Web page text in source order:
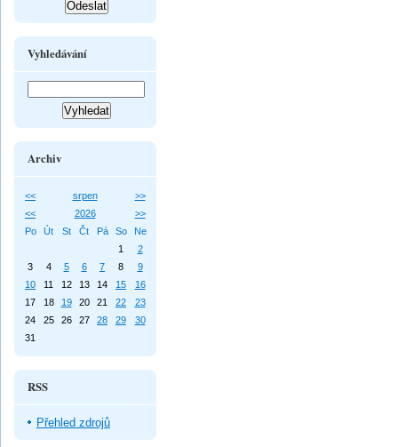
Vyhledávání
Archiv
<< srpen
>>
<<
2026
>>
Po
Út St Čt Pá So
Ne
1
2
3
4 5 6 7 8
9
10
11 12 13 14 15
16
17
18 19 20 21 22
23
24
25 26 27 28 29
30
31
RSS
Přehled zdrojů